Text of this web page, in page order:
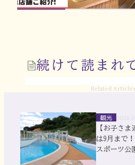
続けて読まれ
Related Articles
観光
【お子さ
は9月まで
スポーツ公